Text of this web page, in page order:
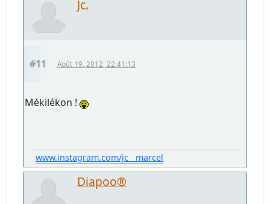
Jc.
#11 Août 19, 2012, 22:41:13
Mékilékon !
www.instagram.com/jc__marcel
Diapoo®